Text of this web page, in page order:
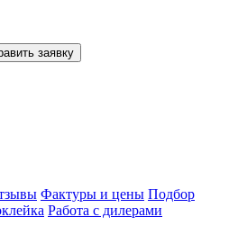
заявку
Фактуры и цены Подбор
Работа с дилерами